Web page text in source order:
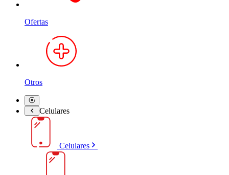
Ofertas
Otros
Celulares
Celulares